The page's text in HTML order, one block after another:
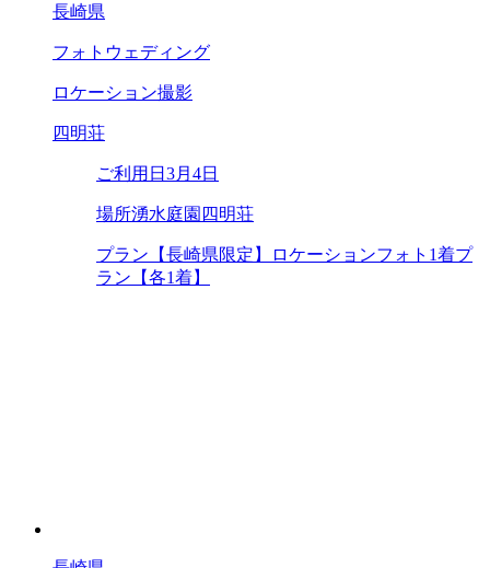
長崎県
フォトウェディング
ロケーション撮影
四明荘
ご利用日 3月4日
場所湧水庭園四明荘
プラン 【長崎県限定】ロケーションフォト1着プ
ラン【各1着】